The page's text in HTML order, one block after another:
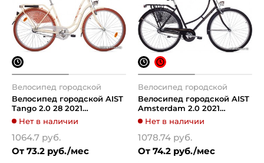
Велосипед городской
Велосипед городской AIST
Tango 2.0 28 2021
(бежевый)
Нет в наличии
1064.7 руб.
От 73.2 руб./мес
Велосипед городской
Велосипед городской AIST
Amsterdam 2.0 2021
(черный)
Нет в наличии
1078.74 руб.
От 74.2 руб./мес